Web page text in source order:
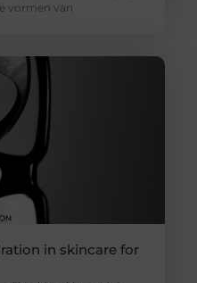
vormen van
in skincare for